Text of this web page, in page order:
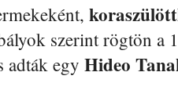
szerint rögtön a
adták egy Hideo